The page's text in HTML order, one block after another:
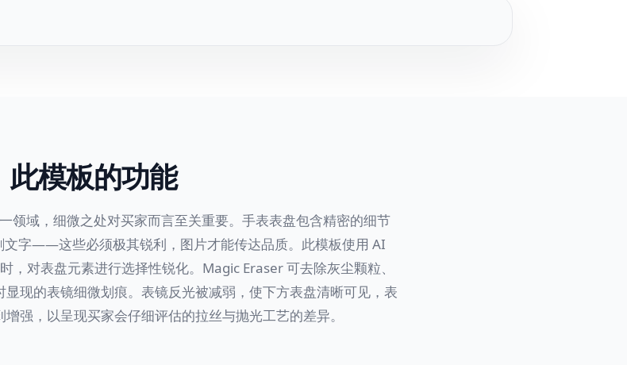
此模板的功能
域，细微之处对买家而言至关重要。手表表盘包含精密的细节
字——这些必须极其锐利，图片才能传达品质。此模板使用 AI
，对表盘元素进行选择性锐化。Magic Eraser 可去除灰尘颗粒、
现的表镜细微划痕。表镜反光被减弱，使下方表盘清晰可见，表
强，以呈现买家会仔细评估的拉丝与抛光工艺的差异。